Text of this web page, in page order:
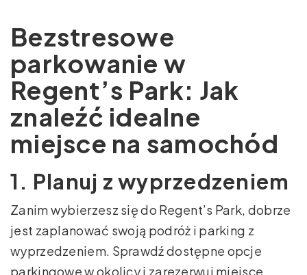
Bezstresowe
parkowanie w
Regent’s Park: Jak
znaleźć idealne
miejsce na samochód
1. Planuj z wyprzedzeniem
Zanim wybierzesz się do Regent’s Park, dobrze
jest zaplanować swoją podróż i parking z
wyprzedzeniem. Sprawdź dostępne opcje
parkingowe w okolicy i zarezerwuj miejsce